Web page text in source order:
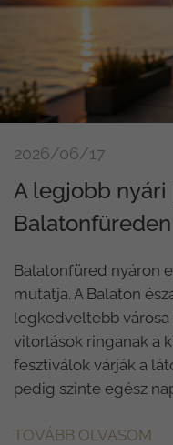
2026/06/17
A legjobb
Balatonfüreden
Balatonfüred nyáron
mutatja. A Balaton
legkedveltebb
vitorlások ringanak a
fesztiválok várják a
pedig szinte egész
TOVÁBB OLVASOM